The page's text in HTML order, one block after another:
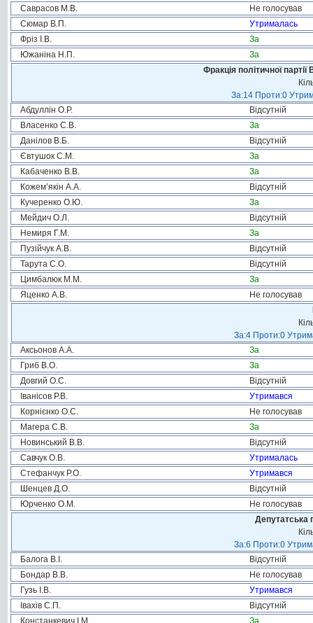
Саврасов М.В.
Не голосував
Сюмар В.П.
Утрималась
Фріз І.В.
За
Южаніна Н.П.
За
Фракція політичної
За:14 Проти:0
Абдуллін О.Р.
Відсутній
Власенко С.В.
За
Данілов В.Б.
Відсутній
Євтушок С.М.
За
Кабаченко В.В.
За
Кожем’якін А.А.
Відсутній
Кучеренко О.Ю.
За
Мейдич О.Л.
Відсутній
Немиря Г.М.
За
Пузійчук А.В.
Відсутній
Тарута С.О.
Відсутній
Цимбалюк М.М.
За
Яценко А.В.
Не голосував
За:4 Проти:0
Аксьонов А.А.
За
Гриб В.О.
За
Довгий О.С.
Відсутній
Іванісов Р.В.
Утримався
Корнієнко О.С.
Не голосував
Магера С.В.
За
Новинський В.В.
Відсутній
Савчук О.В.
Утрималась
Стефанчук Р.О.
Утримався
Шенцев Д.О.
Відсутній
Юрченко О.М.
Не голосував
Депутатська
За:6 Проти:0
Балога В.І.
Відсутній
Бондар В.В.
Не голосував
Гузь І.В.
Утримався
Івахів С.П.
Відсутній
Констанкевич І.М.
За